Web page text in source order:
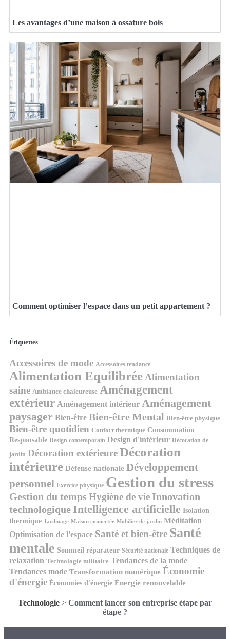
Les avantages d’une maison à ossature bois
Comment optimiser l’espace dans un petit appartement ?
Étiquettes
Accessoires de mode Accessoires tendance
Alimentation Equilibrée Alimentation
saine Ambiance chaleureuse Aménagement
extérieur Aménagement intérieur Aménagement
paysager Bien-être Bien-être Mental Bien-être physique
Bien-être quotidien Confort thermique Consommation
Responsable Design contemporain Design d'intérieur Décoration de
jardin Décoration extérieureDécoration
intérieure Défense nationale Développement
personnel Exercice physique Gestion du stress
Gestion du temps Hygiène de vie Innovation
technologique Intelligence artificielle Isolation
thermique Jardinage Maison connectée Mobilier de jardin Méditation
Optimisation de l'espace Santé et bien-être Santé
mentale Sommeil réparateur Sécurité nationale Techniques de
relaxation Technologie militaire Tendances de la mode
Tendances mode Transformation numérique Économie
d'énergie Économies d'énergie Énergie renouvelable
Technologie > Comment lancer son entreprise étape par
étape ?